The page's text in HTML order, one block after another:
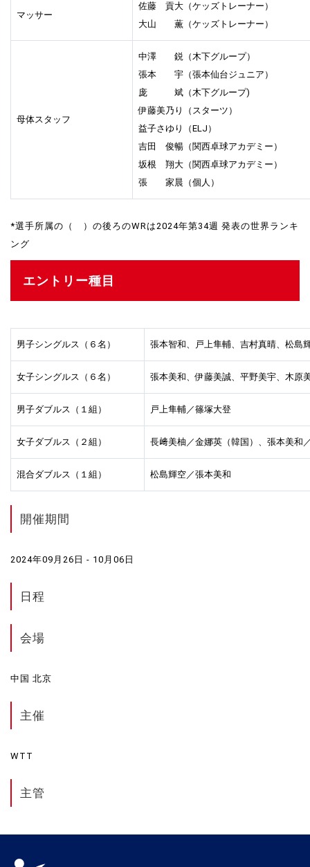
マッサー
佐藤 貢大（ケッズトレーナー）
大山 薫（ケッズトレーナー）
母体スタッフ
中澤 鋭（木下グループ）
張本 宇（張本仙台ジュニア）
庞 斌（木下グループ)
伊藤美乃り（スターツ）
益子さゆり（ELJ）
吉田 俊暢（関西卓球アカデミー）
坂根 翔大（関西卓球アカデミー）
張 家晨（個人）
*選手所属の（ ）の後ろのWRは2024年第34週 発表の世界ランキ
ング
エントリー種目
男子シングルス（６名） 張本智和、戸上隼輔、吉村真晴、松島
女子シングルス（６名） 張本美和、伊藤美誠、平野美宇、木原
男子ダブルス（１組） 戸上隼輔／篠塚大登
女子ダブルス（２組） 長﨑美柚／金娜英（韓国）、張本美和
混合ダブルス（１組） 松島輝空／張本美和
開催期間
2024年09月26日 - 10月06日
日程
会場
中国 北京
主催
WTT
主管